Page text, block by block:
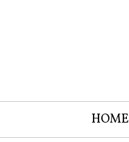
HOME